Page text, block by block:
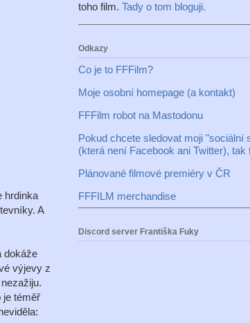
hrdinka
A
dokáže
výjevy z
je téměř
toho film. Tady o tom bloguji.
Odkazy
Co je to FFFilm?
Moje osobní homepage (a kontakt)
FFFilm robot na Mastodonu
Pokud chcete sledovat moji "sociální
(která není Facebook ani Twitter), tak
Plánované filmové premiéry v ČR
FFFILM merchandise
Discord server Františka Fuky